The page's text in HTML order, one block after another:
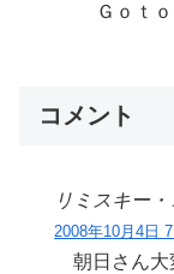
Ｇｏｔｏ
コメント
リミスキー
2008年10月4日
朝日さん大